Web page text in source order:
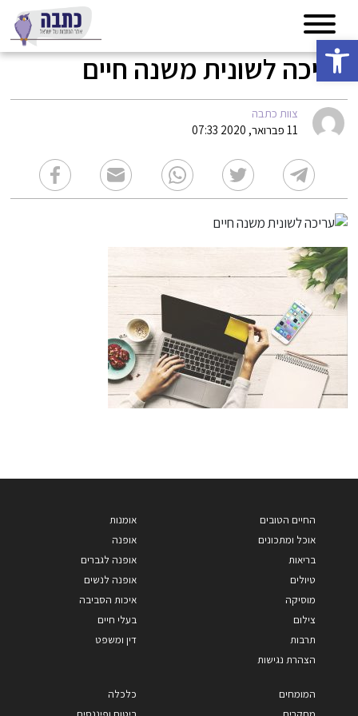
פתח סרגל נגישות
עריכה לשונית משנה חיים
צוות כתבה
11 פברואר, 2020 07:33
החיים הטובים
אוכל ומתכונים
בריאות
טיולים
מוסיקה
צילום
תרבות
הצהרת נגישות
אומנות
אופנה
אופנה לגברים
אופנה לנשים
איכות הסביבה
בעלי חיים
דין ומשפט
המומחים
כלכלה